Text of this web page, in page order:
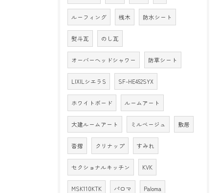
ルーフィング 桟木 防水シート
熨斗瓦 のし瓦
オーバーヘッドシャワー 防草シート
LIXILシエラS SF-HE452SYX
ホワイトボード ルームアート
大建ルームアート ミルベージュ 敷居
沓摺 クリナップ すみれ
セクショナルキッチン KVK
MSK110KTK パロマ Paloma